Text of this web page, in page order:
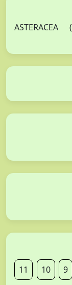
9
10
11